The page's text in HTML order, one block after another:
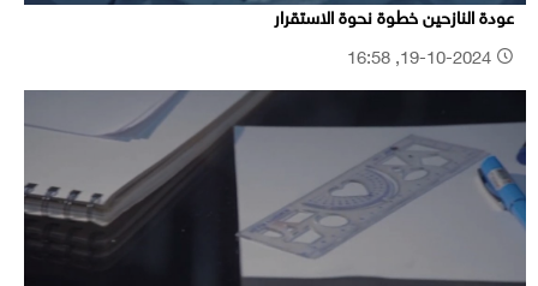
عودة النازحين خطوة نحوة الاستقرار